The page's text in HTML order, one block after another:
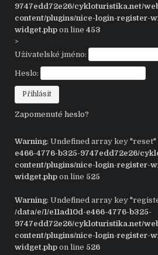
9747edd72e26/cykloturistika.net/
content/plugins/nice-login-register-
widget.php on line453
>
Uživatelské jméno:
Heslo:
Zapomenuté heslo?
Warning: Undefined array key
e466-4776-b325-9747edd72e26/
content/plugins/nice-login-register-
widget.php on line 525
Warning: Undefined array key
/data/e/1/e11ad10d-e466-4776-b325-
9747edd72e26/cykloturistika.net/
content/plugins/nice-login-register-
widget.php on line 526